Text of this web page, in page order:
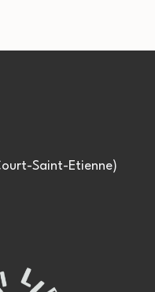
Saint-Etienne)